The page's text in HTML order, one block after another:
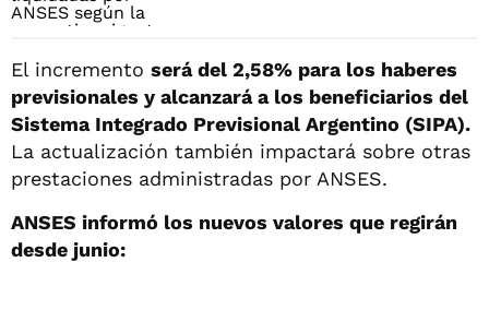
El incremento será del 2,58% para los haberes
previsionales y alcanzará a los beneficiarios del
Sistema Integrado Previsional Argentino (SIPA).
La actualización también impactará sobre otras
prestaciones administradas por ANSES.
ANSES informó los nuevos valores que regirán
desde junio: